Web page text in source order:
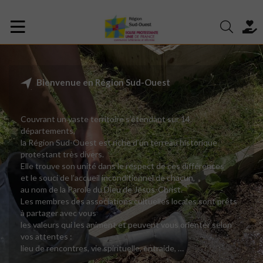
Bienvenue en Région Sud-Ouest
Couvrant un vaste territoire s’étendant sur 14
départements,
la Région Sud-Ouest est riche d’un terreau historique
protestant très divers.
Elle trouve son unité dans le respect de ces différences
et le souci de l’accueil inconditionnel de chacun,
au nom de la Parole du Dieu de Jésus-Christ.
Les membres des associations cultuelles locales sont prêts
à partager avec vous
les valeurs qui les animent et peuvent vous orienter selon
vos attentes :
lieu de rencontres, vie spirituelle, entraide, …